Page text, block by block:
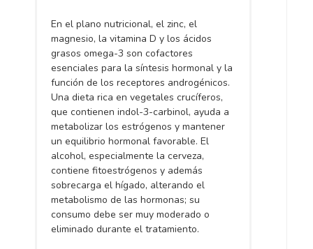
En el plano nutricional, el zinc, el
magnesio, la vitamina D y los ácidos
grasos omega-3 son cofactores
esenciales para la síntesis hormonal y la
función de los receptores androgénicos.
Una dieta rica en vegetales crucíferos,
que contienen indol-3-carbinol, ayuda a
metabolizar los estrógenos y mantener
un equilibrio hormonal favorable. El
alcohol, especialmente la cerveza,
contiene fitoestrógenos y además
sobrecarga el hígado, alterando el
metabolismo de las hormonas; su
consumo debe ser muy moderado o
eliminado durante el tratamiento.